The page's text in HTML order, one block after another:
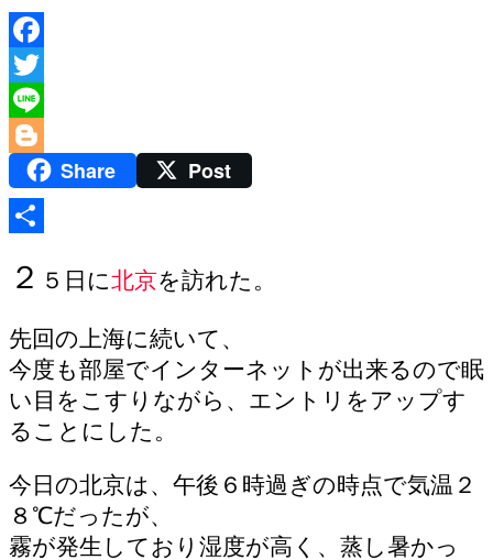
Facebook
Twitter
Line
BloggerShare Post
有
２ ５日に北京を訪れた。
先回の上海に続いて、
今度も部屋でインターネットが出来るので眠
い目をこすりながら、エントリをアップす
ることにした。
今日の北京は、午後６時過ぎの時点で気温２
８℃だったが、
霧が発生しており湿度が高く、蒸し暑かっ